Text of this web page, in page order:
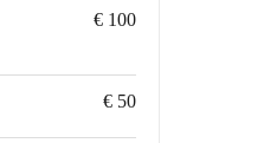
€ 100
€ 50